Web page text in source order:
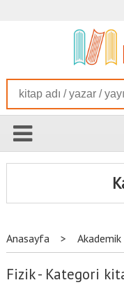
Anasayfa > Akademik
Fizik - Kategori